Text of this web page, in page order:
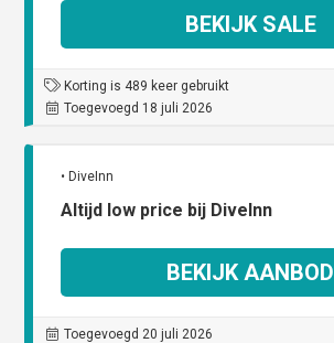
BEKIJK SALE
Korting is 489 keer gebruikt
Toegevoegd 18 juli 2026
• DiveInn
Altijd low price bij DiveInn
BEKIJK AANBOD
Toegevoegd 20 juli 2026